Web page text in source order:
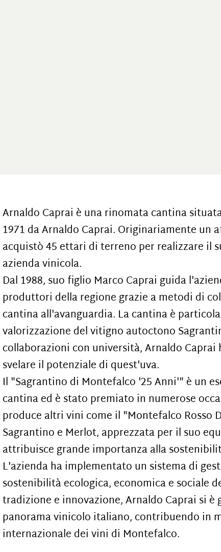
Arnaldo Caprai è una rinomata cantina
1971 da Arnaldo Caprai. Originariamente
acquistò 45 ettari di terreno per realizzare il
azienda vinicola.
Dal 1988, suo figlio Marco Caprai guida
produttori della regione grazie a metodi di
cantina all'avanguardia. La cantina è
valorizzazione del vitigno autoctono
collaborazioni con università, Arnaldo
svelare il potenziale di quest'uva.
Il "Sagrantino di Montefalco '25 Anni'" è un
cantina ed è stato premiato in numerose
produce altri vini come il "Montefalco Rosso
Sagrantino e Merlot, apprezzata per il suo
attribuisce grande importanza alla
L'azienda ha implementato un sistema di
sostenibilità ecologica, economica e sociale
tradizione e innovazione, Arnaldo Caprai si
panorama vinicolo italiano, contribuendo in
internazionale dei vini di Montefalco.